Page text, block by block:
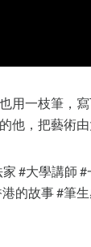
用一枝筆，
他，把藝術由
#大學講師
的故事 #筆